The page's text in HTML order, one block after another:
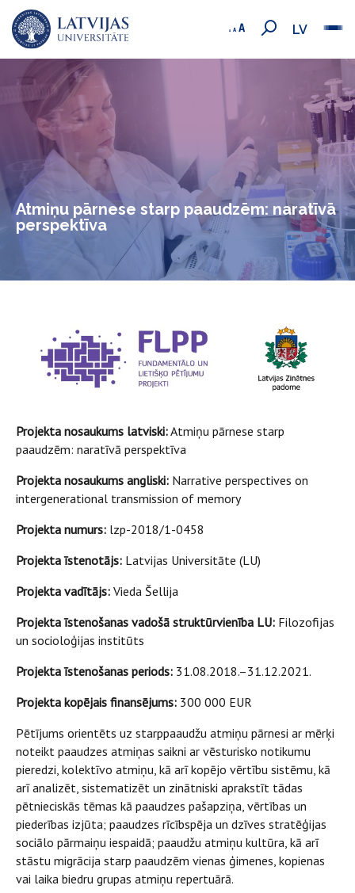
LV
Atmiņu pārnese starp paaudzēm: naratīvā
perspektīva
Projekta nosaukums latviski:Atmiņu pārnese starp
paaudzēm: naratīvā perspektīva
Projekta nosaukums angliski: Narrative perspectives on
intergenerational transmission of memory
Projekta numurs: lzp-2018/1-0458
Projekta īstenotājs: Latvijas Universitāte (LU)
Projekta vadītājs: Vieda Šellija
Projekta īstenošanas vadošā struktūrvienība LU: Filozofijas
un socioloģijas institūts
Projekta īstenošanas periods: 31.08.2018.–31.12.2021.
Projekta kopējais finansējums: 300 000 EUR
Pētījums orientēts uz starppaaudžu atmiņu pārnesi ar mērķi
noteikt paaudzes atmiņas saikni ar vēsturisko notikumu
pieredzi, kolektīvo atmiņu, kā arī kopējo vērtību sistēmu, kā
arī analizēt, sistematizēt un zinātniski aprakstīt tādas
pētnieciskās tēmas kā paaudzes pašapziņa, vērtības un
piederības izjūta; paaudzes rīcībspēja un dzīves stratēģijas
sociālo pārmaiņu iespaidā; paaudžu atmiņu kultūra, kā arī
stāstu migrācija starp paaudzēm vienas ģimenes, kopienas
vai laika biedru grupas atmiņu repertuārā.